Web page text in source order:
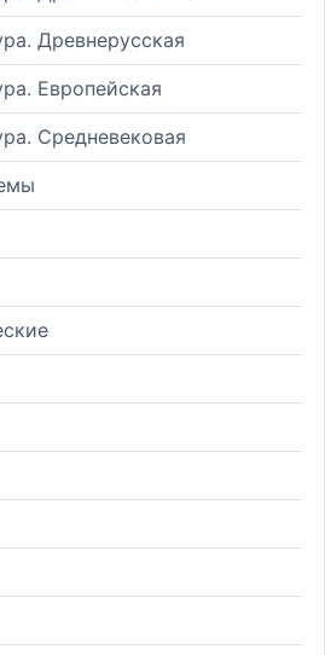
Древнерусская
Европейская
Средневековая